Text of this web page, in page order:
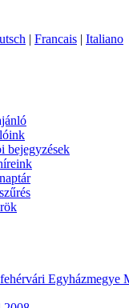
| Francais | Italiano
bejegyzések
Egyházmegye